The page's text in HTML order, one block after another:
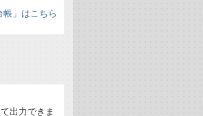
帳」はこちら
出力できま